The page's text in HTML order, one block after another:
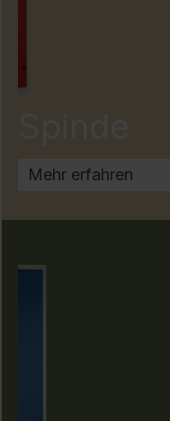
Mehr erfahren